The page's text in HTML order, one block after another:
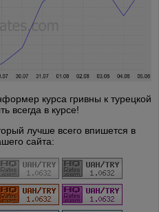
курса гривны к турецкой
всегда в курсе!
лучше всего впишется в
сайта: